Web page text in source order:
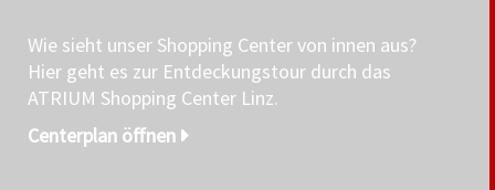
Wie sieht unser Shopping Center von innen aus?
Hier geht es zur Entdeckungstour durch das
ATRIUM Shopping Center Linz.
Centerplan öffnen